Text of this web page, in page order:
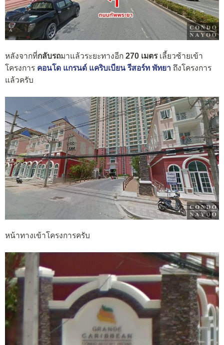
หลังจากที่กลับรถมาแล้วระยะทางอีก 270 เมตรเลี้ยวซ้ายเข้า
โครงการ คอนโด แกรนด์ แคริบเบียน รีสอร์ท พัทยา ถึงโครงการ
แล้วครับ
หน้าทางเข้าโครงการครับ